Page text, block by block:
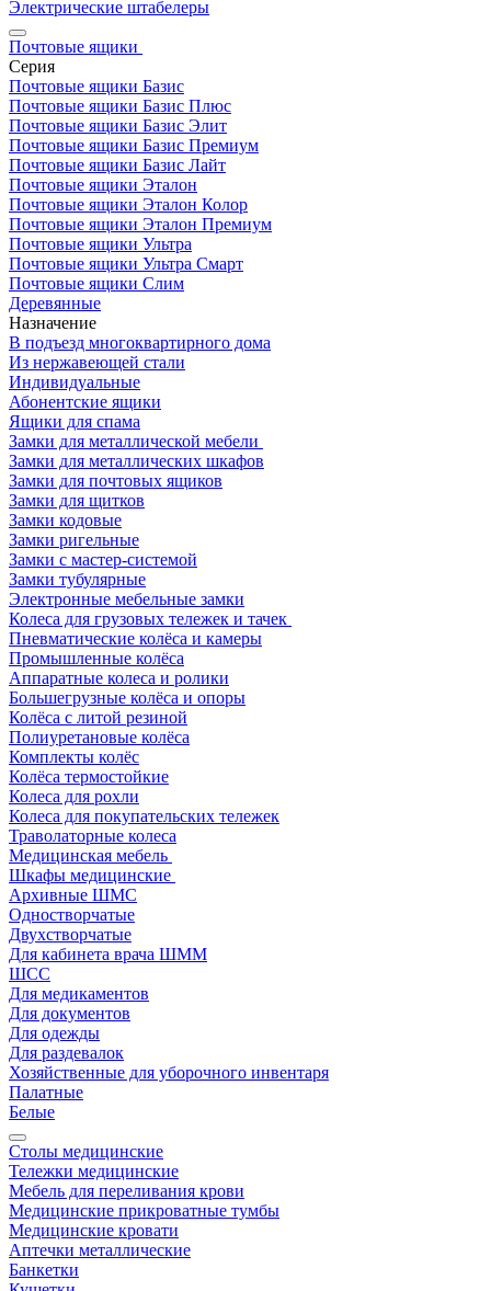
Электрические штабелеры
Почтовые ящики
Серия
Почтовые ящики Базис
Почтовые ящики Базис Плюс
Почтовые ящики Базис Элит
Почтовые ящики Базис Премиум
Почтовые ящики Базис Лайт
Почтовые ящики Эталон
Почтовые ящики Эталон Колор
Почтовые ящики Эталон Премиум
Почтовые ящики Ультра
Почтовые ящики Ультра Смарт
Почтовые ящики Слим
Деревянные
Назначение
В подъезд многоквартирного дома
Из нержавеющей стали
Индивидуальные
Абонентские ящики
Ящики для спама
Замки для металлической мебели
Замки для металлических шкафов
Замки для почтовых ящиков
Замки для щитков
Замки кодовые
Замки ригельные
Замки с мастер-системой
Замки тубулярные
Электронные мебельные замки
Колеса для грузовых тележек и тачек
Пневматические колёса и камеры
Промышленные колёса
Аппаратные колеса и ролики
Большегрузные колёса и опоры
Колёса с литой резиной
Полиуретановые колёса
Комплекты колёс
Колёса термостойкие
Колеса для рохли
Колеса для покупательских тележек
Траволаторные колеса
Медицинская мебель
Шкафы медицинские
Архивные ШМС
Одностворчатые
Двухстворчатые
Для кабинета врача ШММ
ШСС
Для медикаментов
Для документов
Для одежды
Для раздевалок
Хозяйственные для уборочного инвентаря
Палатные
Белые
Столы медицинские
Тележки медицинские
Мебель для переливания крови
Медицинские прикроватные тумбы
Медицинские кровати
Аптечки металлические
Банкетки